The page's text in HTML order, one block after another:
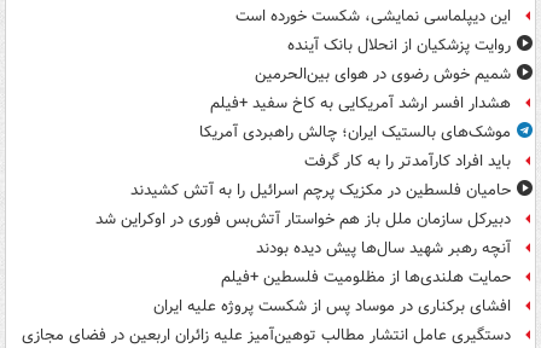
این دیپلماسی نمایشی، شکست خورده است
روایت پزشکیان از انحلال بانک آینده
شمیم خوش رضوی در هوای بین‌الحرمین
هشدار افسر ارشد آمریکایی به کاخ سفید +فیلم
موشک‌های بالستیک ایران؛ چالش راهبردی آمریکا
باید افراد کارآمدتر را به کار گرفت
حامیان فلسطین در مکزیک پرچم اسرائیل را به آتش کشیدند
دبیرکل سازمان ملل باز هم خواستار آتش‌بس فوری در اوکراین شد
آنچه رهبر شهید سال‌ها پیش دیده بودند
حمایت هلندی‌ها از مظلومیت فلسطین +فیلم
افشای برکناری در موساد پس از شکست پروژه علیه ایران
دستگیری عامل انتشار مطالب توهین‌آمیز علیه زائران اربعین در فضای مجازی